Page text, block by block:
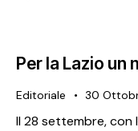
Per la Lazio un
Editoriale 30
Il 28 settembre, con